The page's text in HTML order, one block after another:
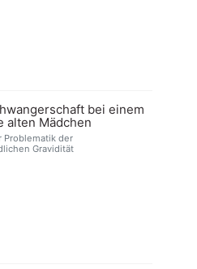
bei einem
alten Mädchen
Problematik der
Gravidität